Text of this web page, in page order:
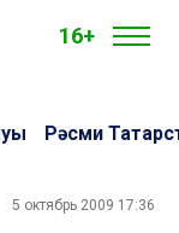
16+
Рәсми
5 октябрь 2009 17:36